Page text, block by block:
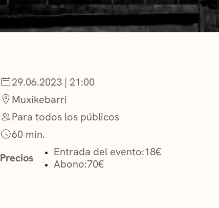
29.06.2023 | 21:00
Muxikebarri
Para todos los públicos
60 min.
Precios
Entrada del evento:18€
Abono:70€